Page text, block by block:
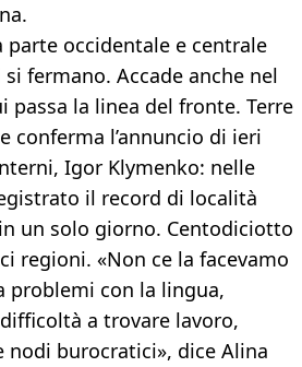
parte occidentale e centrale
fermano. Accade anche nel
passa la linea del fronte. Terre
conferma l’annuncio di ieri
Igor Klymenko: nelle
il record di località
un solo giorno. Centodiciotto
regioni. «Non ce la facevamo
problemi con la lingua,
a trovare lavoro,
nodi burocratici», dice Alina